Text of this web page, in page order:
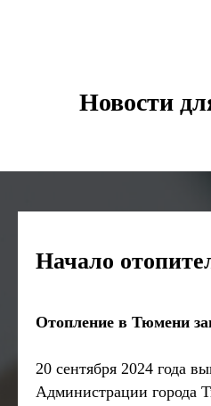
Новости
Начало
Отопление в Тюмени
20 сентября 2024 года
Администрации города